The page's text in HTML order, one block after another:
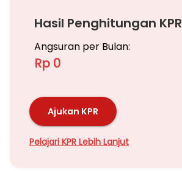
Hasil Penghitungan KPR
Angsuran per Bulan:
Rp 0
Ajukan KPR
Pelajari KPR Lebih Lanjut